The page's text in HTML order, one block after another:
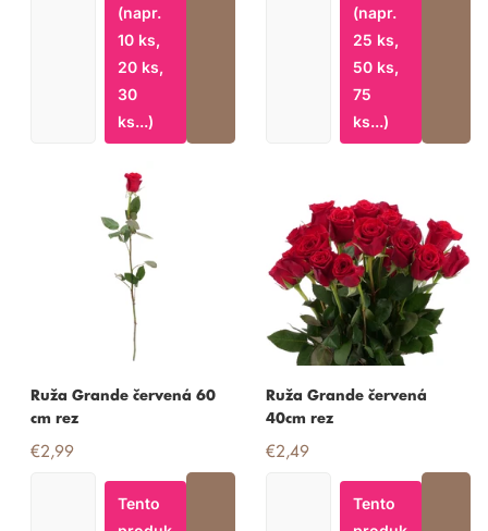
(napr.
10 ks,
20 ks,
30
ks...)
(napr.
25 ks,
50 ks,
75
ks...)
Ruža Grande červená 60
cm rez
€2,99
Tento
Ruža Grande červená
40cm rez
€2,49
Tento